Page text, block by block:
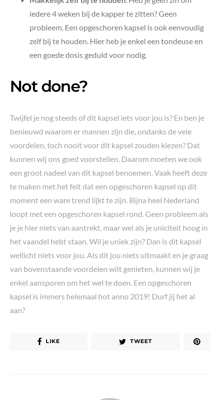
iedere 4 weken bij de kapper te zitten? Geen
probleem. Een opgeschoren kapsel is ook eenvoudig
zelf bij te houden. Hier heb je enkel een tondeuse en
een goede dosis geduld voor nodig.
Not done?
Twijfel je nog steeds of dit kapsel iets voor jou is? En ben je
benieuwd waarom er mannen zijn die, ondanks de vele
voordelen, toch nooit voor dit kapsel zouden kiezen? Dat
kunnen wij ons goed voorstellen. Daarom moeten we ook
een groot nadeel van dit kapsel benoemen. Vaak heeft deze
te maken met het feit dat een opgeschoren kapsel op dit
moment een ware trend lijkt te zijn. Bijna heel Nederland
loopt met een opgeschoren kapsel rond. Geen probleem als
je je hier niets van aantrekt, maar wel als je uniciteit hoog in
het vaandel hebt staan. Wil je uniek zijn? Dan is dit kapsel
wellicht niets voor jou. Als dit jou niets uitmaakt en je graag
van bovenstaande voordelen wilt genieten, kunnen wij je
enkel aansporen om het wel te doen. Een opgeschoren
kapsel is immers helemaal hot anno 2019! Durf jij het al
aan?
LIKE TWEET